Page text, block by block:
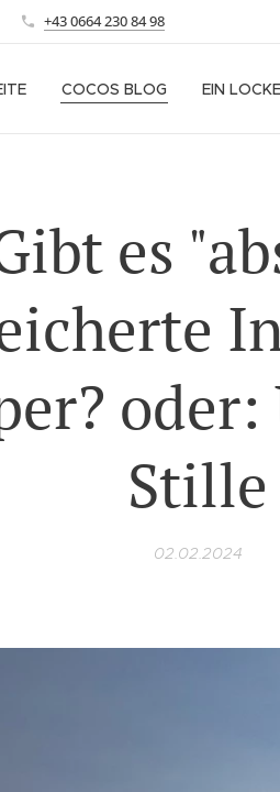
+43 0664 230 84 98
COCOS BLOG EIN
es
oder:
Stille
02.02.2024